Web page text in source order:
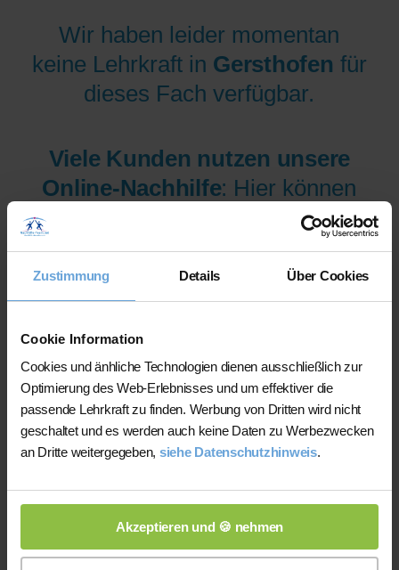
Zustimmung Details Über Cookies
Cookie Information
Cookies und änhliche Technologien dienen ausschließlich zur
Optimierung des Web-Erlebnisses und um effektiver die
passende Lehrkraft zu finden. Werbung von Dritten wird nicht
geschaltet und es werden auch keine Daten zu Werbezwecken
an Dritte weitergegeben, siehe Datenschutzhinweis.
Akzeptieren und 🍪 nehmen
Wir haben leider momentan
keine Lehrkraft in Gersthofen für
dieses Fach verfügbar.
Viele Kunden nutzen unsere
Online-Nachhilfe: Hier können
wir Ihnen aus mehr als 300
Lehrer/innen pro Fach und
Niveau die am besten
qualifizierten Lehrer/innen sofort
zur Verfügung stellen.
Jetzt verfügbare Lehrer/innen
für Online-Nachhilfe anzeigen
lassen.